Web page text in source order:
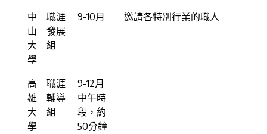
中
山
大
學
職涯
發展
組
9-10月 邀請各特別行業的職人
高
雄
大
學
職涯
輔導
組
9-12月
中午時
段，約
50分鐘